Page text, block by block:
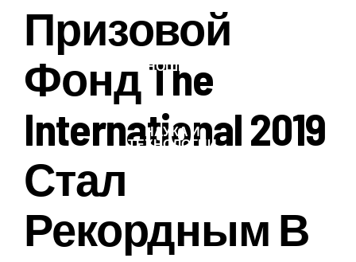
ОТНОШЕНИЯ
НАУКА И
ТЕХНОЛОГИИ
Призовой
Фонд The
International 2019
Стал
Рекордным В